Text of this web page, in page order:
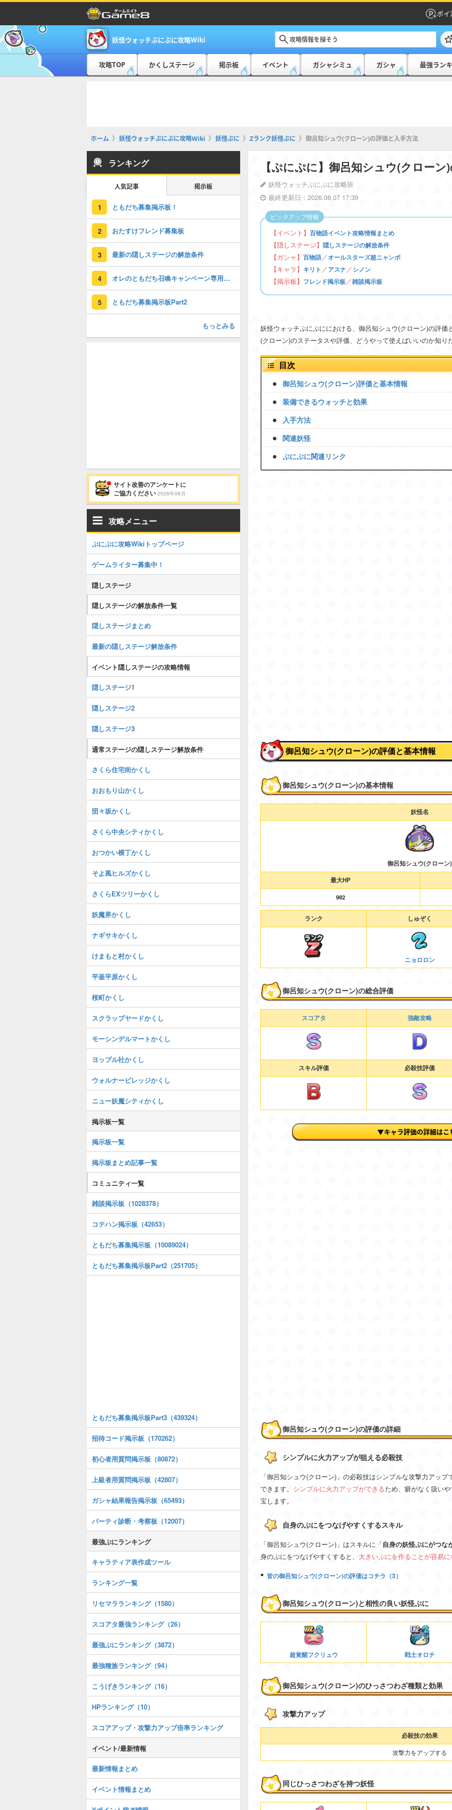
ポイ
妖怪ウォッチぷにぷに攻略Wiki
攻略TOP かくしステージ 掲示板 イベント ガシャシミュ ガシャ 最強ラン
ホーム 妖怪ウォッチぷにぷに攻略Wiki 妖怪ぷに Zランク妖怪ぷに 御呂知シュウ(クローン)の評価と入手方法
【ぷにぷに】御呂知シュウ(クロー
妖怪ウォッチぷにぷに攻略班
最終更新日：2026.08.07 17:39
【イベント】 百物語イベント攻略情報まとめ
【隠しステージ】 隠しステージの解放条件
【ガシャ】 百物語／オールスターズ超ニャンボ
【キャラ】 キリト ／アスナ／シノン
【掲示板】 フレンド掲示板／雑談掲示板
ピックアップ情報
妖怪ウォッチぷにぷににおける、御呂知シュウ(クローン)の評
(クローン)のステータスや評価、どうやって使えばいいのか知
目次
御呂知シュウ(クローン)評価と基本情報
装備できるウォッチと効果
入手方法
関連妖怪
ぷにぷに関連リンク
御呂知シュウ(クローン)の評価と基本情報
御呂知シュウ(クローン)の基本情報
妖怪名
御呂知シュウ(クローン)
最大HP
982
ランク しゅぞく
ニョロロン
御呂知シュウ(クローン)の総合評価
スコアタ 強敵攻略
スキル評価 必殺技評価
▼キャラ評価の詳細はこ
御呂知シュウ(クローン)の評価の詳細
シンプルに火力アップが狙える必殺技
「御呂知シュウ(クローン)」の必殺技はシンプルな攻撃力アッ
できます。 シンプルに火力アップができるため、癖がなく扱い
宝します。
自身のぷにをつなげやすくするスキル
「御呂知シュウ(クローン)」はスキルに「自身の妖怪ぷにがつな
身のぷにをつなげやすくすると、 大きいぷにを作ることが容易
皆の御呂知シュウ(クローン)の評価はコチラ（3）
御呂知シュウ(クローン)と相性の良い妖怪ぷに
超覚醒フクリュウ 戦士オロチ
御呂知シュウ(クローン)のひっさつわざ種類と効果
攻撃力アップ
必殺技の効果
攻撃力をアップする
同じひっさつわざを持つ妖怪
ランキング
人気記事 掲示板
1 ともだち募集掲示板！
2 おたすけフレンド募集板
3 最新の隠しステージの解放条件
4 オレのともだち召喚キャンペーン専用掲示板
5 ともだち募集掲示板Part2
もっとみる
サイト改善のアンケートに
ご協力ください 2026年08月
攻略メニュー
ぷにぷに攻略Wikiトップページ
ゲームライター募集中！
隠しステージ
隠しステージの解放条件一覧
隠しステージまとめ
最新の隠しステージ解放条件
イベント隠しステージの攻略情報
隠しステージ1
隠しステージ2
隠しステージ3
通常ステージの隠しステージ解放条件
さくら住宅街かくし
おおもり山かくし
団々坂かくし
さくら中央シティかくし
おつかい横丁かくし
そよ風ヒルズかくし
さくらEXツリーかくし
妖魔界かくし
ナギサキかくし
けまもと村かくし
平釜平原かくし
桜町かくし
スクラップヤードかくし
モーシンデルマートかくし
ヨップル社かくし
ウォルナービレッジかくし
ニュー妖魔シティかくし
掲示板一覧
掲示板一覧
掲示板まとめ記事一覧
コミュニティ一覧
雑談掲示板（1028378）
コテハン掲示板（42653）
ともだち募集掲示板（10089024）
ともだち募集掲示板Part2（251705）
ともだち募集掲示板Part3（439324）
招待コード掲示板（170262）
初心者用質問掲示板（80872）
上級者用質問掲示板（42807）
ガシャ結果報告掲示板（65493）
パーティ診断・考察板（12007）
最強ぷにランキング
キャラティア表作成ツール
ランキング一覧
リセマラランキング（1580）
スコアタ最強ランキング（26）
最強ぷにランキング（3872）
最強種族ランキング（94）
こうげきランキング（16）
HPランキング（10）
スコアアップ・攻撃力アップ倍率ランキング
イベント/最新情報
最新情報まとめ
イベント情報まとめ